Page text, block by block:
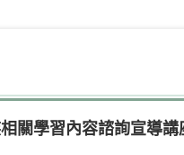
關學習內容諮詢宣導講